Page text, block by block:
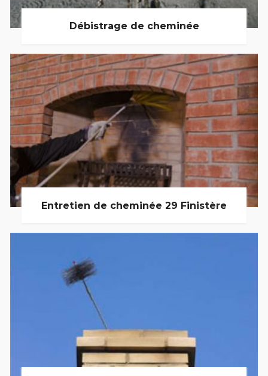
Débistrage de cheminée
Entretien de cheminée 29 Finistère